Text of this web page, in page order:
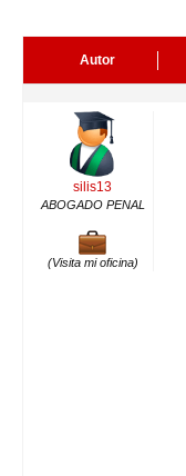
Autor
silis13
ABOGADO PENAL
(Visita mi oficina)